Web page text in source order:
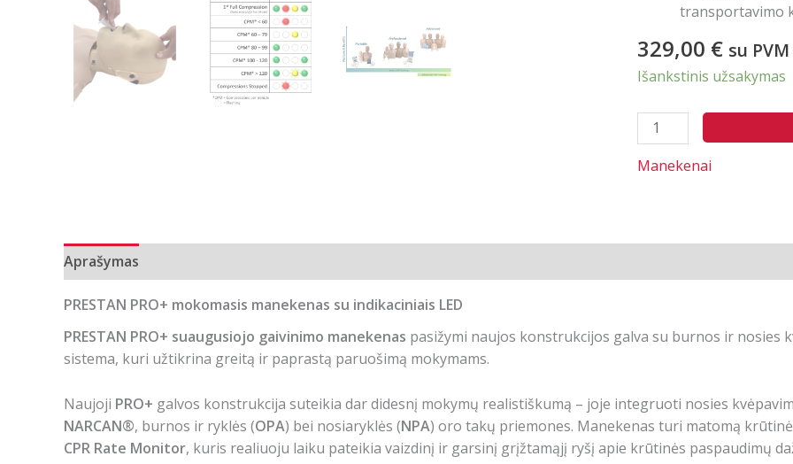
transportavimo
329,00 € su PVM
Išankstinis užsakymas
produkto
kiekis:
Manekenas
indikatoriais
Manekenai
Aprašymas
PRESTAN PRO+ mokomasis manekenas su indikaciniais LED
PRESTAN PRO+ suaugusiojo gaivinimo manekenas pasižymi naujos konstrukcijos galva su burnos ir nosies
sistema, kuri užtikrina greitą ir paprastą paruošimą mokymams.
Naujoji PRO+ galvos konstrukcija suteikia dar didesnį mokymų realistiškumą – joje integruoti nosies
NARCAN®, burnos ir ryklės (OPA) bei nosiaryklės (NPA) oro takų priemones. Manekenas turi matomą
CPR Rate Monitor, kuris realiuoju laiku pateikia vaizdinį ir garsinį grįžtamąjį ryšį apie krūtinės paspaudimų